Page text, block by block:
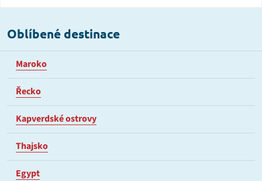
Oblíbené destinace
Maroko
Řecko
Kapverdské ostrovy
Thajsko
Egypt